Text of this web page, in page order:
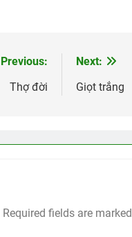
Previous:
Thợ đời
Next:
Giọt trắng
Required fields are marked